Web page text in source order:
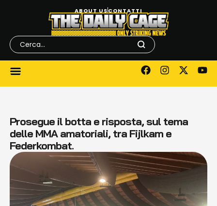
ABOUT USCONTATTI
Prosegue il botta e risposta, sul tema
delle MMA amatoriali, tra Fijlkam e
Federkombat.